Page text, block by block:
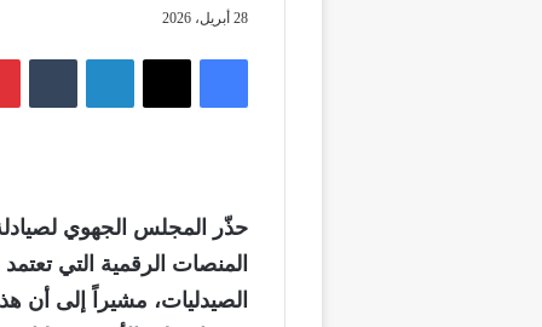
28 أبريل، 2026
فيسبوك ‫X لينكدإن
حذّر المجلس الجهوي
المنصات الرقمية التي
الصيدليات، مشيراً إلى أن